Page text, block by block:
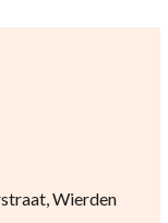
Wierden